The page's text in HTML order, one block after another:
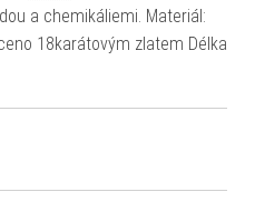
a chemikáliemi. Materiál:
18karátovým zlatem Délka